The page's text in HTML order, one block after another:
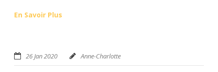
En Savoir Plus
26 Jan 2020 Anne-Charlotte